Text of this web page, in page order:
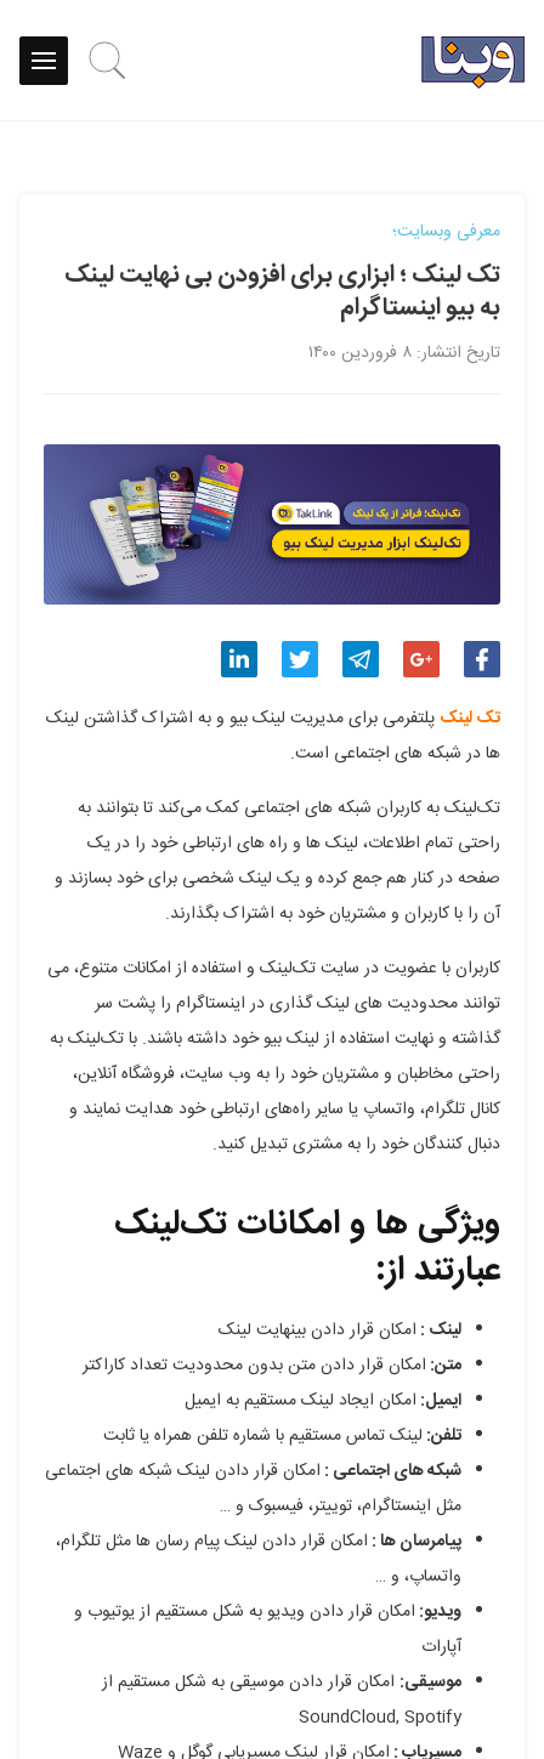
معرفی وبسایت؛
تک لینک ؛ ابزاری برای افزودن بی نهایت لینک
به بیو اینستاگرام
تاریخ انتشار: ۸ فروردین ۱۴۰۰
گذاری
در
فیسبوک
گذاری
در
گوگل
پلاس
گذاری
در
تلگرام
گذاری
در
توییتر
در
لینکدین
تک لینک پلتفرمی برای مدیریت لینک بیو و به اشتراک گذاشتن لینک
ها در شبکه های اجتماعی است.
تک‌لینک به کاربران شبکه های اجتماعی کمک می‌کند تا بتوانند به
راحتی تمام اطلاعات، لینک ها و راه های ارتباطی خود را در یک
صفحه در کنار هم جمع کرده و یک لینک شخصی برای خود بسازند و
آن را با کاربران و مشتریان خود به اشتراک بگذارند.
کاربران با عضویت در سایت تک‌لینک و استفاده از امکانات متنوع، می
توانند محدودیت های لینک گذاری در اینستاگرام را پشت سر
گذاشته و نهایت استفاده از لینک بیو خود داشته باشند. با تک‌لینک به
راحتی مخاطبان و مشتریان خود را به وب‌ سایت، فروشگاه آنلاین،
کانال تلگرام، واتساپ یا سایر راه‌های ارتباطی خود هدایت نمایند و
دنبال‌ کنندگان خود را به مشتری تبدیل کنید.
ویژگی ها و امکانات تک‌لینک
عبارتند از:
لینک : امکان قرار دادن بینهایت لینک
متن: امکان قرار دادن متن بدون محدودیت تعداد کاراکتر
ایمیل: امکان ایجاد لینک مستقیم به ایمیل
تلفن: لینک تماس مستقیم با شماره تلفن همراه یا ثابت
شبکه های اجتماعی : امکان قرار دادن لینک شبکه های اجتماعی
مثل اینستاگرام، توییتر، فیسبوک و …
پیامرسان ها : امکان قرار دادن لینک پیام رسان ها مثل تلگرام،
واتساپ، و …
ویدیو: امکان قرار دادن ویدیو به شکل مستقیم از یوتیوب و
آپارات
موسیقی: امکان قرار دادن موسیقی به شکل مستقیم از
SoundCloud, Spotify
مسیریاب : امکان قرار لینک مسیریابی گوگل و Waze